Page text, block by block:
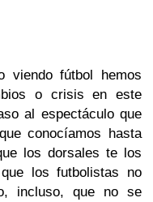
viendo fútbol hemos
o crisis en este
al espectáculo que
conocíamos hasta
los dorsales te los
los futbolistas no
incluso, que no se